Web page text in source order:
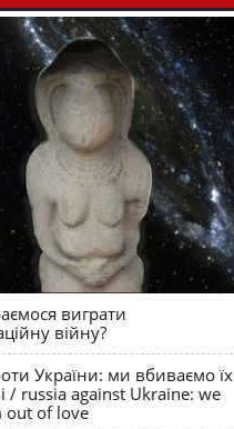
виграти
війну?
України: ми вбиваємо їх
/ russia against Ukraine: we
out of love